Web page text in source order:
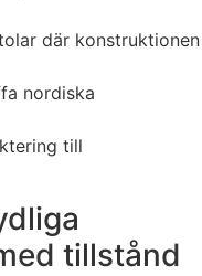
där konstruktionen
nordiska
till
tillstånd